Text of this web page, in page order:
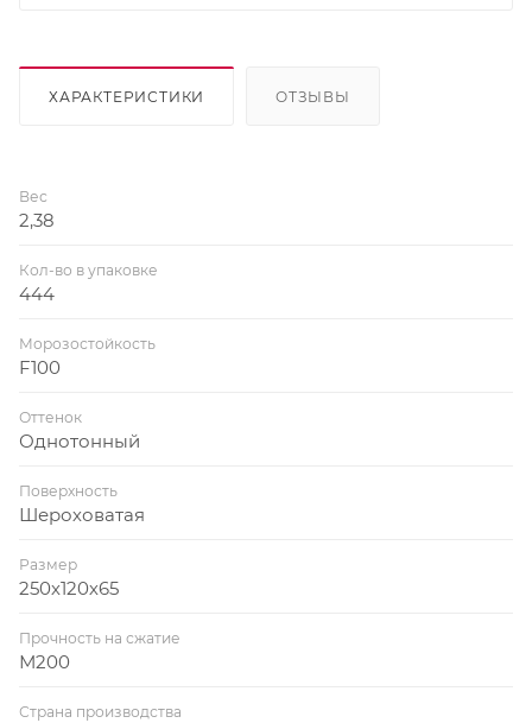
ХАРАКТЕРИСТИКИ ОТЗЫВЫ
Вес
2,38
Кол-во в упаковке
444
Морозостойкость
F100
Оттенок
Однотонный
Поверхность
Шероховатая
Размер
250х120х65
Прочность на сжатие
М200
Страна производства